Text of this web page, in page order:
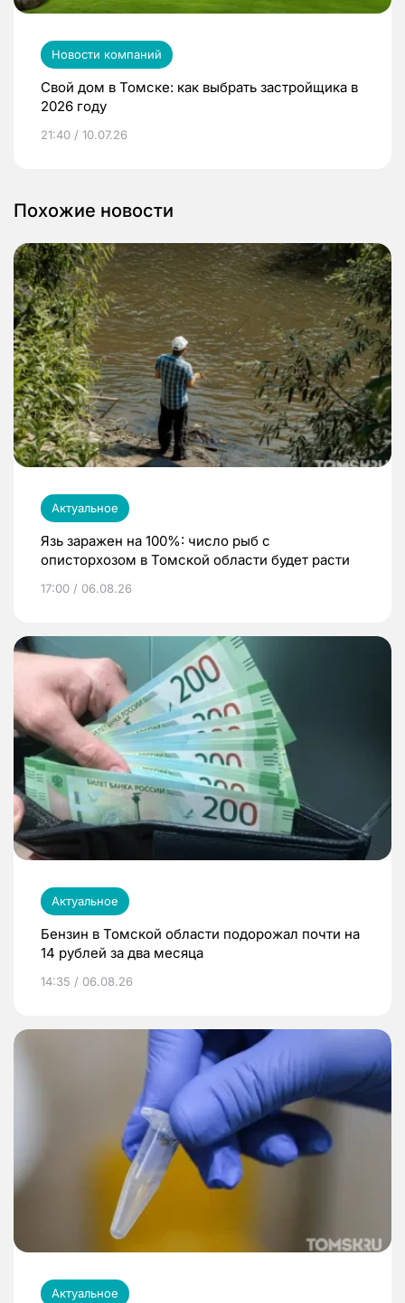
Новости компаний
Свой дом в Томске: как выбрать застройщика в
2026 году
21:40 / 10.07.26
Похожие новости
Актуальное
Язь заражен на 100%: число рыб с
описторхозом в Томской области будет расти
17:00 / 06.08.26
Актуальное
Бензин в Томской области подорожал почти на
14 рублей за два месяца
14:35 / 06.08.26
Актуальное